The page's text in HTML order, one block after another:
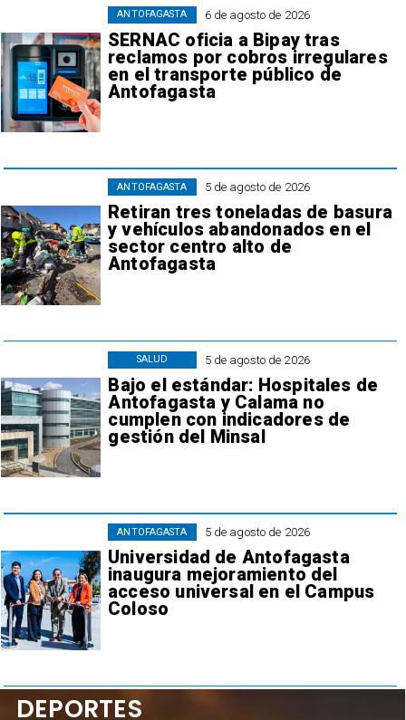
6 de agosto de 2026
SERNAC oficia a Bipay tras
reclamos por cobros irregulares
en el transporte público de
Antofagasta
ANTOFAGASTA
5 de agosto de 2026
Retiran tres toneladas de basura
y vehículos abandonados en el
sector centro alto de
Antofagasta
ANTOFAGASTA
5 de agosto de 2026
Bajo el estándar: Hospitales de
Antofagasta y Calama no
cumplen con indicadores de
gestión del Minsal
SALUD
5 de agosto de 2026
Universidad de Antofagasta
inaugura mejoramiento del
acceso universal en el Campus
Coloso
ANTOFAGASTA
DEPORTES